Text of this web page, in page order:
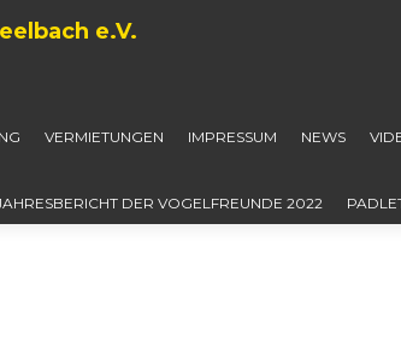
e.V.
VERMIETUNGEN IMPRESSUM NEWS
DER VOGELFREUNDE 2022